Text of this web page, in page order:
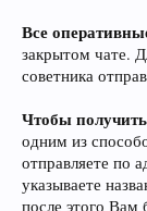
Все
закрытом чате.
советника
Чтобы
одним из
отправляете по
указываете
после этого Вам